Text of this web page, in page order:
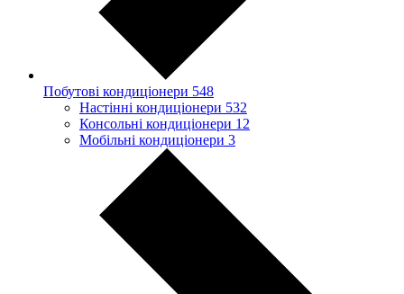
Побутові кондиціонери 548
Настінні кондиціонери 532
Консольні кондиціонери 12
Мобільні кондиціонери 3